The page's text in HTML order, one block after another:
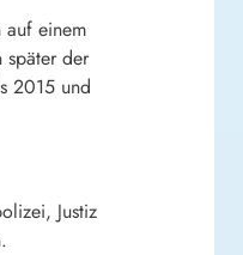
auf einem
später der
2015 und
Justiz